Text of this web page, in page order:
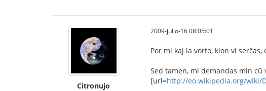
Citronujo
2009-julio-16 08:05:01
Por mi kaj la vorto, kion vi serĉas,
Sed tamen, mi demandas min
[url=http://eo.wikipedia.org/wiki/